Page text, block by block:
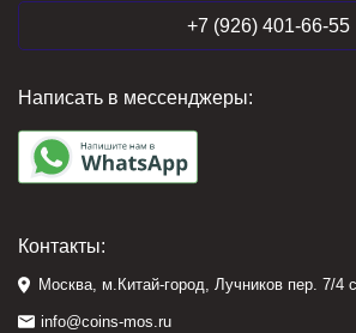
+7 (926) 401-66-55
Написать в мессенджеры:
Контакты:
Москва, м.Китай-город, Лучников пер. 7/4
info@coins-mos.ru